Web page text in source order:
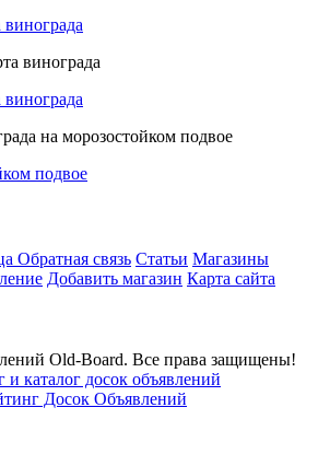
подвое
Обратная связь Статьи Магазины
Добавить магазин Карта сайта
Old-Board. Все права защищены!